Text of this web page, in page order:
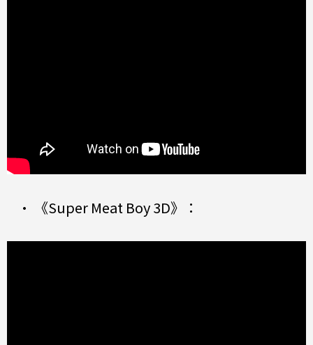
• 《Super Meat Boy 3D》：